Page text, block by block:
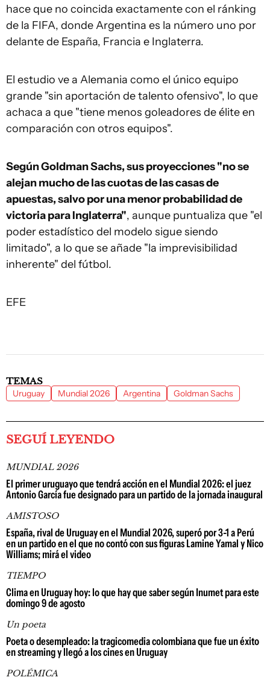
hace que no coincida exactamente con el ránking
de la FIFA, donde Argentina es la número uno por
delante de España, Francia e Inglaterra.
El estudio ve a Alemania como el único equipo
grande "sin aportación de talento ofensivo", lo que
achaca a que "tiene menos goleadores de élite en
comparación con otros equipos".
Según Goldman Sachs, sus proyecciones "no se
alejan mucho de las cuotas de las casas de
apuestas, salvo por una menor probabilidad de
victoria para Inglaterra", aunque puntualiza que "el
poder estadístico del modelo sigue siendo
limitado", a lo que se añade "la imprevisibilidad
inherente" del fútbol.
EFE
TEMAS
Uruguay Mundial 2026 Argentina Goldman Sachs
SEGUÍ LEYENDO
MUNDIAL 2026
El primer uruguayo que tendrá acción en el Mundial 2026: el juez
Antonio García fue designado para un partido de la jornada inaugural
AMISTOSO
España, rival de Uruguay en el Mundial 2026, superó por 3-1 a Perú
en un partido en el que no contó con sus figuras Lamine Yamal y Nico
Williams; mirá el video
TIEMPO
Clima en Uruguay hoy: lo que hay que saber según Inumet para este
domingo 9 de agosto
Un poeta
Poeta o desempleado: la tragicomedia colombiana que fue un éxito
en streaming y llegó a los cines en Uruguay
POLÉMICA